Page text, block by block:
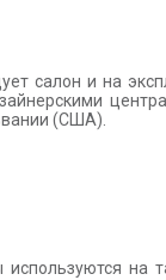
салон и на
(США).
на